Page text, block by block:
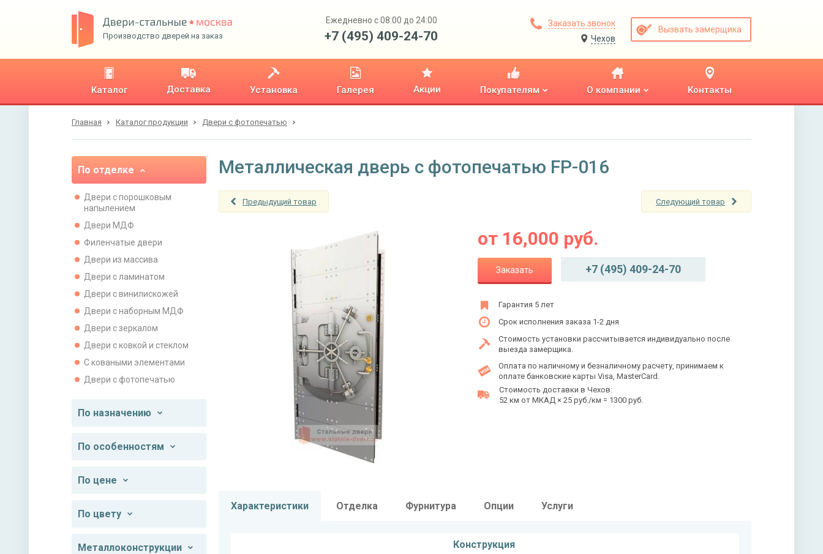
Производство дверей на заказ
Ежедневно с 08:00 до 24:00
+7 (495) 409-24-70
Заказать звонок
Чехов
Вызвать замерщика
Каталог Доставка Установка Галерея Акции Покупателям О компании Контакты
Главная Каталог продукции Двери с фотопечатью
По отделке
Двери с порошковым
напылением
Двери МДФ
Филенчатые двери
Двери из массива
Двери с ламинатом
Двери с винилискожей
Двери с наборным МДФ
Двери с зеркалом
Двери с ковкой и стеклом
С коваными элементами
Двери с фотопечатью
По назначению
По особенностям
По цене
По цвету
Металлоконструкции
Металлическая дверь с фотопечатью FP-016
Предыдущий товар Следующий товар
от 16,000 руб.
Заказать +7 (495) 409-24-70
Гарантия 5 лет
Срок исполнения заказа 1-2 дня
Стоимость установки рассчитывается индивидуально после
выезда замерщика.
Оплата по наличному и безналичному расчету, принимаем к
оплате банковские карты Visa, MasterCard.
Стоимость доставки в Чехов:
52 км от МКАД × 25 руб./км = 1300 руб.
Характеристики Отделка Фурнитура Опции Услуги
Конструкция